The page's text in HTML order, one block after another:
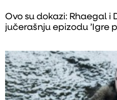
Ovo su dokazi: Rhaegal i
jučerašnju epizodu ’Igre